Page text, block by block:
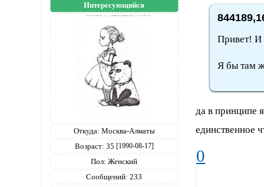
Интересующийся
Откуда: Москва-Алматы
Возраст: 35 [1990-08-17]
Пол: Женский
Сообщений: 233
Привет! И
Я бы там
да в принципе
единственное
0